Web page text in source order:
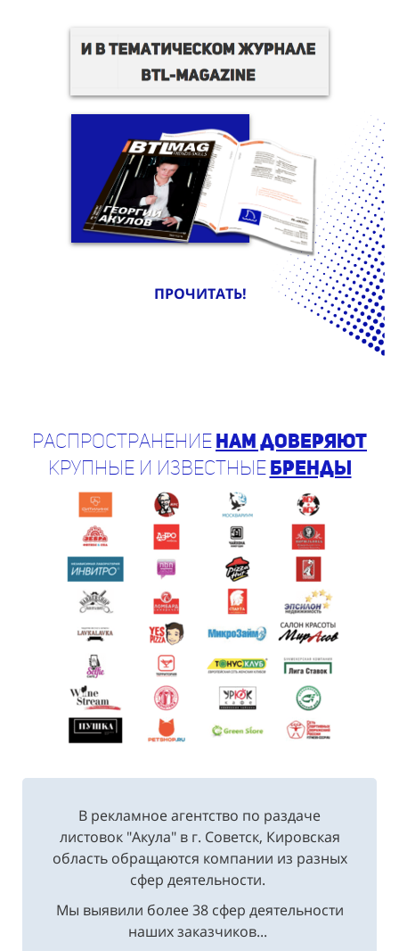
ПРОЧИТАТЬ!
Распространениенам доверяют
крупные и известные бренды
В рекламное агентство по раздаче
листовок "Акула" в г. Советск, Кировская
область обращаются компании из разных
сфер деятельности.
Мы выявили более 38 сфер деятельности
наших заказчиков...